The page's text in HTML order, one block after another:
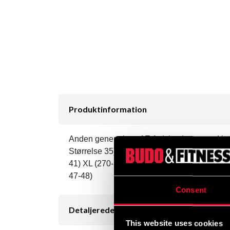
Consent
This website uses cookies
Produktinformation
Anden generation af E-fodsbeskytter med
Størrelse 35) XS (230-235 mm Ca.
41) XL (270-275 mm). Ca. størrelse 42-
47-48)
Detaljerede oplysninger